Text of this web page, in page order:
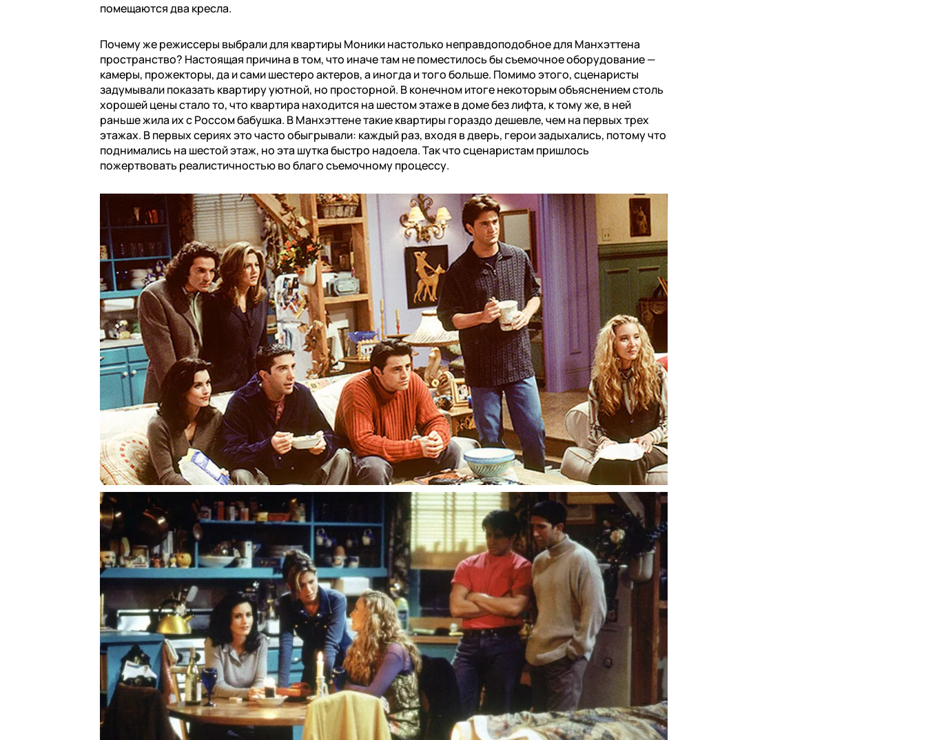
помещаются два кресла.
Почему же режиссеры выбрали для квартиры Моники настолько неправдоподобное для Манхэттена
пространство? Настоящая причина в том, что иначе там не поместилось бы съемочное оборудование —
камеры, прожекторы, да и сами шестеро актеров, а иногда и того больше. Помимо этого, сценаристы
задумывали показать квартиру уютной, но просторной. В конечном итоге некоторым объяснением столь
хорошей цены стало то, что квартира находится на шестом этаже в доме без лифта, к тому же, в ней
раньше жила их с Россом бабушка. В Манхэттене такие квартиры гораздо дешевле, чем на первых трех
этажах. В первых сериях это часто обыгрывали: каждый раз, входя в дверь, герои задыхались, потому что
поднимались на шестой этаж, но эта шутка быстро надоела. Так что сценаристам пришлось
пожертвовать реалистичностью во благо съемочному процессу.